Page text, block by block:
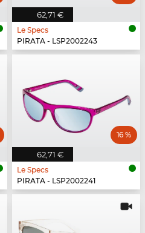
62,71 €
Le Specs
PIRATA - LSP2002243
62,71 €
16 %
Le Specs
PIRATA - LSP2002241